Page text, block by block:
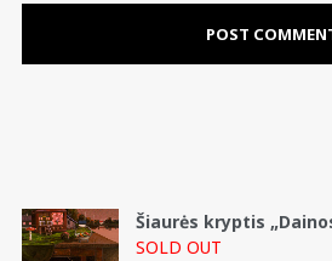
Šiaurės kryptis
SOLD OUT